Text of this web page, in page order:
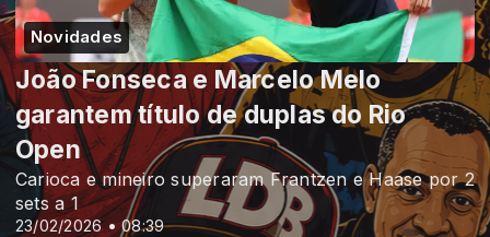
Novidades
23/02/2026 • 08:39
João Fonseca e Marcelo Melo
garantem título de duplas do Rio
Open
Carioca e mineiro superaram Frantzen e Haase por 2
sets a 1